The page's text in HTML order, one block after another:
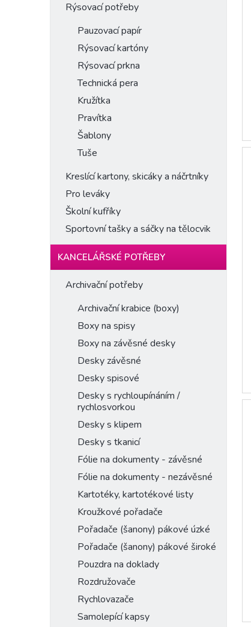
Rýsovací potřeby
Pauzovací papír
Rýsovací kartóny
Rýsovací prkna
Technická pera
Kružítka
Pravítka
Šablony
Tuše
Kreslící kartony, skicáky a náčrtníky
Pro leváky
Školní kufříky
Sportovní tašky a sáčky na tělocvik
KANCELÁŘSKÉ POTŘEBY
Archivační potřeby
Archivační krabice (boxy)
Boxy na spisy
Boxy na závěsné desky
Desky závěsné
Desky spisové
Desky s rychloupínáním /
rychlosvorkou
Desky s klipem
Desky s tkanicí
Fólie na dokumenty - závěsné
Fólie na dokumenty - nezávěsné
Kartotéky, kartotékové listy
Kroužkové pořadače
Pořadače (šanony) pákové úzké
Pořadače (šanony) pákové široké
Pouzdra na doklady
Rozdružovače
Rychlovazače
Samolepící kapsy